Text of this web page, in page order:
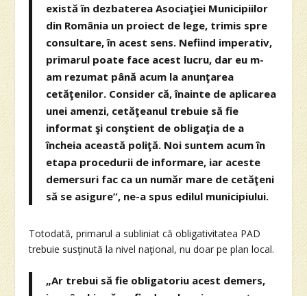
există în dezbaterea Asociaţiei Municipiilor
din România un proiect de lege, trimis spre
consultare, în acest sens. Nefiind imperativ,
primarul poate face acest lucru, dar eu m-
am rezumat până acum la anunţarea
cetăţenilor. Consider că, înainte de aplicarea
unei amenzi, cetăţeanul trebuie să fie
informat şi conştient de obligaţia de a
încheia această poliţă. Noi suntem acum în
etapa procedurii de informare, iar aceste
demersuri fac ca un număr mare de cetăţeni
să se asigure”, ne-a spus edilul municipiului.
Totodată, primarul a subliniat că obligativitatea PAD
trebuie susţinută la nivel naţional, nu doar pe plan local.
„Ar trebui să fie obligatoriu acest demers,